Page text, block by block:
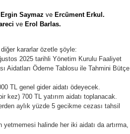
Saymaz ve Ercüment Erkul.
ve Erol Barlas.
kararlar özetle şöyle:
2025 tarihli Yönetim Kurulu Faaliyet
Aidatları Ödeme Tablosu ile Tahmini Bütçe
TL genel gider aidatı ödeyecek.
kez) 700 TL yatırım aidatı toplanacak.
aylık yüzde 5 gecikme cezası tahsil
yetmemesi halinde her iki aidatı da artırma,